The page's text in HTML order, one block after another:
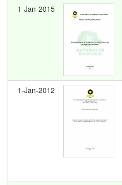
1-Jan-2015
1-Jan-2012